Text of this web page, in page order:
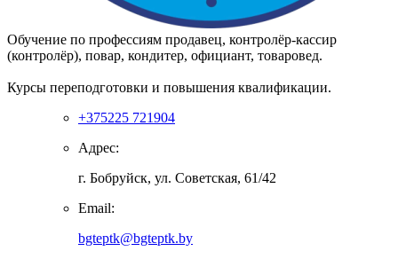
Обучение по профессиям продавец, контролёр-кассир
(контролёр), повар, кондитер, официант, товаровед.
Курсы переподготовки и повышения квалификации.
+375225 721904
Адрес:
г. Бобруйск, ул. Советская, 61/42
Email:
bgteptk@bgteptk.by